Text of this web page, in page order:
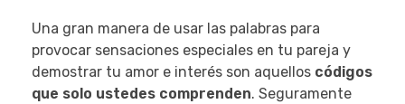
Una gran manera de usar las palabras para
provocar sensaciones especiales en tu pareja y
demostrar tu amor e interés son aquellos códigos
que solo ustedes comprenden. Seguramente